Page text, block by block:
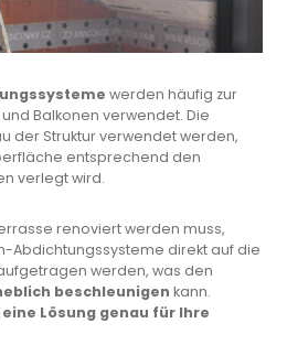
werden häufig zur
Balkonen verwendet. Die
der Struktur verwendet werden,
entsprechend den
verlegt wird.
renoviert werden muss,
Abdichtungssysteme direkt auf die
werden, was den
beschleunigen kann.
eine Lösung genau für Ihre